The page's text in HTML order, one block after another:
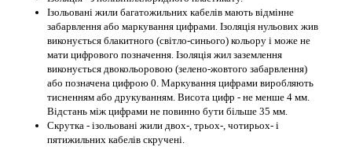
Ізольовані жили багатожильних кабелів мають відмінне
забарвлення або маркування цифрами. Ізоляція нульових жив
виконується блакитного (світло-синього) кольору і може не
мати цифрового позначення. Ізоляція жил заземлення
виконується двокольоровою (зелено-жовтого забарвлення)
або позначена цифрою 0. Маркування цифрами виробляють
тисненням або друкуванням. Висота цифр - не менше 4 мм.
Відстань між цифрами не повинно бути більше 35 мм.
Скрутка - ізольовані жили двох-, трьох-, чотирьох- і
пятижильних кабелів скручені.